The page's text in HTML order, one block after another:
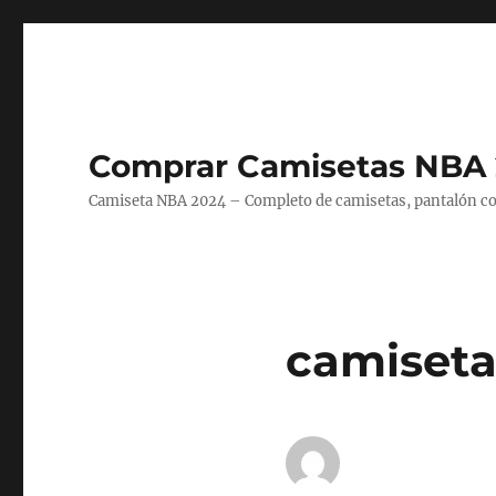
Comprar Camisetas NBA
Camiseta NBA 2024 – Completo de camisetas, pantalón